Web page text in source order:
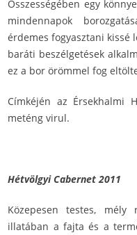
Összességében egy
mindennapok
érdemes fogyasztani kissé
baráti beszélgetések
ez a bor örömmel fog
Címkéjén az Érsekhalmi
meténg virul.
Hétvölgyi Cabernet 2011
Közepesen testes, mély
illatában a fajta és a